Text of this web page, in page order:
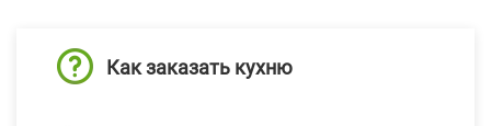
Как заказать кухню